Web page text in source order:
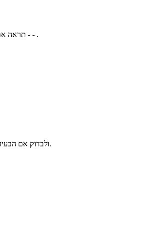
אם כונן C: שלך הוא פחות מ -2 GB, פינוי מקום יעזור להוריד את השימוש במעבד. ברגע שהשטח הפנוי הוא יותר מ -2 GB, תראה את ההבדל. לחץ כדי ללמוד כיצד לפנות שטח כונן - - .
כדי להפעיל מחדש את Chrome ולבדוק אם הבעיה נפתרה. אם לא, נסה את פתרון 2 להלן.